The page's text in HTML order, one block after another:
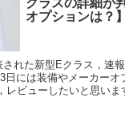
オプションは？】
た新型Eクラス，速報
には装備やメーカーオ
レビューしたいと思いま